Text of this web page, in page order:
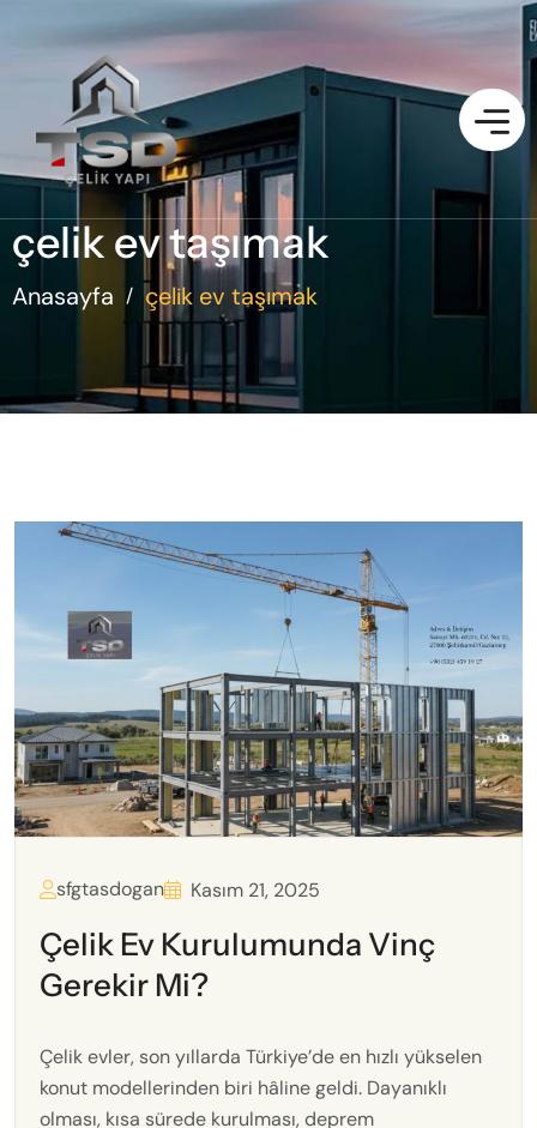
çelik ev taşımak
Anasayfa / çelik ev taşımak
sfgtasdogan Kasım 21, 2025
Çelik Ev Kurulumunda Vinç
Gerekir Mi?
Çelik evler, son yıllarda Türkiye’de en hızlı yükselen
konut modellerinden biri hâline geldi. Dayanıklı
olması, kısa sürede kurulması, deprem